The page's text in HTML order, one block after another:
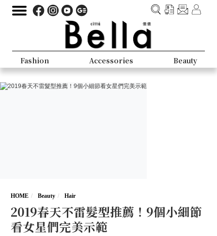
Fashion Accessories Beauty
HOME Beauty Hair
2019春天不雷髮型推薦！9個小細節
看女星們完美示範